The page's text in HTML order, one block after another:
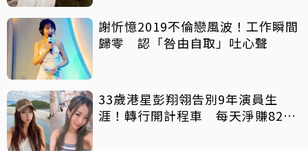
謝忻憶2019不倫戀風波！工作瞬間
歸零 認「咎由自取」吐心聲
33歲港星彭翔翎告別9年演員生
涯！轉行開計程車 每天淨賺8200